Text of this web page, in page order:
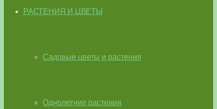
РАСТЕНИЯ И ЦВЕТЫ
Садовые цветы и растения
Однолетние растения